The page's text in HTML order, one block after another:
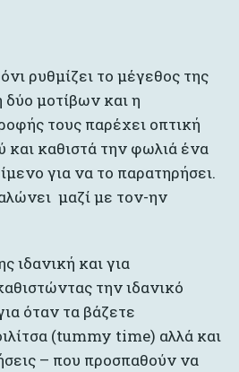
ρυθμίζει το μέγεθος της
δύο μοτίβων και η
τους παρέχει οπτική
και καθιστά την φωλιά ένα
για να το παρατηρήσει.
μαζί με τον-ην
ιδανική και για
την ιδανικό
όταν τα βάζετε
(tummy time) αλλά και
– που προσπαθούν να